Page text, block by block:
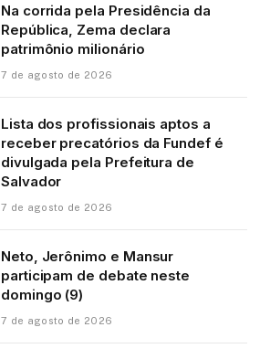
Na corrida pela Presidência da
República, Zema declara
patrimônio milionário
7 de agosto de 2026
Lista dos profissionais aptos a
receber precatórios da Fundef é
divulgada pela Prefeitura de
Salvador
7 de agosto de 2026
Neto, Jerônimo e Mansur
participam de debate neste
domingo (9)
7 de agosto de 2026